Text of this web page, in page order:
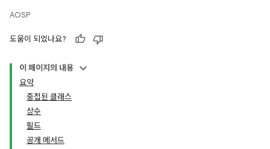
AOSP
도움이 되었나요?
이 페이지의 내용
요약
중첩된 클래스
상수
필드
공개 메서드